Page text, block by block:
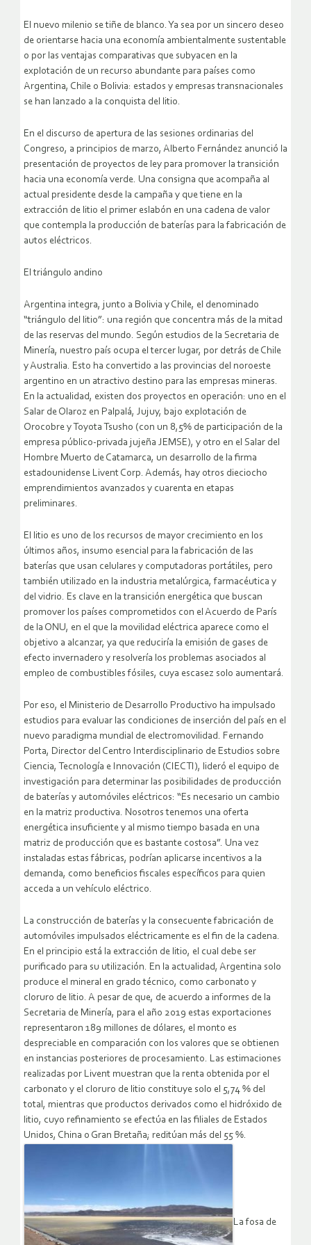
El nuevo milenio se tiñe de blanco. Ya sea por un sincero deseo
de orientarse hacia una economía ambientalmente sustentable
o por las ventajas comparativas que subyacen en la
explotación de un recurso abundante para países como
Argentina, Chile o Bolivia: estados y empresas transnacionales
se han lanzado a la conquista del litio.
En el discurso de apertura de las sesiones ordinarias del
Congreso, a principios de marzo, Alberto Fernández anunció la
presentación de proyectos de ley para promover la transición
hacia una economía verde. Una consigna que acompaña al
actual presidente desde la campaña y que tiene en la
extracción de litio el primer eslabón en una cadena de valor
que contempla la producción de baterías para la fabricación de
autos eléctricos.
El triángulo andino
Argentina integra, junto a Bolivia y Chile, el denominado
“triángulo del litio”: una región que concentra más de la mitad
de las reservas del mundo. Según estudios de la Secretaria de
Minería, nuestro país ocupa el tercer lugar, por detrás de Chile
y Australia. Esto ha convertido a las provincias del noroeste
argentino en un atractivo destino para las empresas mineras.
En la actualidad, existen dos proyectos en operación: uno en el
Salar de Olaroz en Palpalá, Jujuy, bajo explotación de
Orocobre y Toyota Tsusho (con un 8,5% de participación de la
empresa público-privada jujeña JEMSE), y otro en el Salar del
Hombre Muerto de Catamarca, un desarrollo de la firma
estadounidense Livent Corp. Además, hay otros dieciocho
emprendimientos avanzados y cuarenta en etapas
preliminares.
El litio es uno de los recursos de mayor crecimiento en los
últimos años, insumo esencial para la fabricación de las
baterías que usan celulares y computadoras portátiles, pero
también utilizado en la industria metalúrgica, farmacéutica y
del vidrio. Es clave en la transición energética que buscan
promover los países comprometidos con el Acuerdo de París
de la ONU, en el que la movilidad eléctrica aparece como el
objetivo a alcanzar, ya que reduciría la emisión de gases de
efecto invernadero y resolvería los problemas asociados al
empleo de combustibles fósiles, cuya escasez solo aumentará.
Por eso, el Ministerio de Desarrollo Productivo ha impulsado
estudios para evaluar las condiciones de inserción del país en el
nuevo paradigma mundial de electromovilidad. Fernando
Porta, Director del Centro Interdisciplinario de Estudios sobre
Ciencia, Tecnología e Innovación (CIECTI), lideró el equipo de
investigación para determinar las posibilidades de producción
de baterías y automóviles eléctricos: “Es necesario un cambio
en la matriz productiva. Nosotros tenemos una oferta
energética insuficiente y al mismo tiempo basada en una
matriz de producción que es bastante costosa”. Una vez
instaladas estas fábricas, podrían aplicarse incentivos a la
demanda, como beneficios fiscales específicos para quien
acceda a un vehículo eléctrico.
La construcción de baterías y la consecuente fabricación de
automóviles impulsados eléctricamente es el fin de la cadena.
En el principio está la extracción de litio, el cual debe ser
purificado para su utilización. En la actualidad, Argentina solo
produce el mineral en grado técnico, como carbonato y
cloruro de litio. A pesar de que, de acuerdo a informes de la
Secretaria de Minería, para el año 2019 estas exportaciones
representaron 189 millones de dólares, el monto es
despreciable en comparación con los valores que se obtienen
en instancias posteriores de procesamiento. Las estimaciones
realizadas por Livent muestran que la renta obtenida por el
carbonato y el cloruro de litio constituye solo el 5,74 % del
total, mientras que productos derivados como el hidróxido de
litio, cuyo refinamiento se efectúa en las filiales de Estados
Unidos, China o Gran Bretaña; reditúan más del 55 %.
La fosa de